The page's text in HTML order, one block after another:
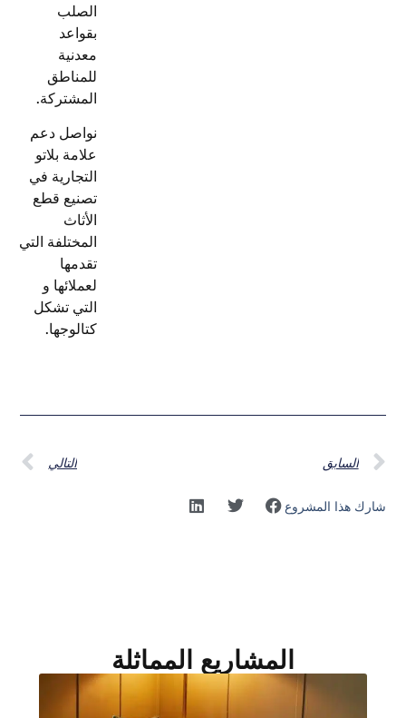
الصلب
بقواعد
معدنية
للمناطق
المشتركة.
نواصل دعم
علامة بلاتو
التجارية في
تصنيع قطع
الأثاث
المختلفة التي
تقدمها
لعملائها و
التي تشكل
كتالوجها.
السابق التالي
شارك هذا المشروع
المشاريع المماثلة